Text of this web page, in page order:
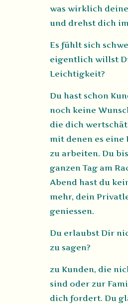
was wirklich
und drehst dich
Es fühlt sich
eigentlich willst
Leichtigkeit?
Du hast schon
noch keine
die dich
mit denen es eine
zu arbeiten. Du
ganzen Tag am
Abend hast du
mehr, dein
geniessen.
Du erlaubst Dir
zu sagen?
zu Kunden, die
sind oder zur
dich fordert. Du